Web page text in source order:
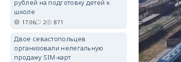
рублей на подготовку детей к
школе
17:06 2 871
Двое севастопольцев
организовали нелегальную
продажу SIM-карт